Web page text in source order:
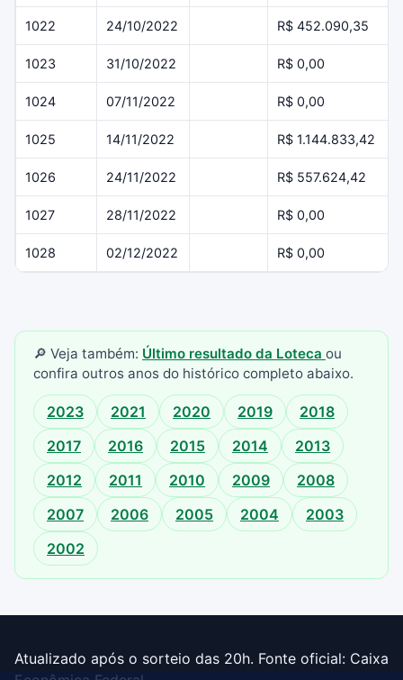
1022 24/10/2022 R$ 452.090,35
1023 31/10/2022 R$ 0,00
1024 07/11/2022 R$ 0,00
1025 14/11/2022 R$ 1.144.833,42
1026 24/11/2022 R$ 557.624,42
1027 28/11/2022 R$ 0,00
1028 02/12/2022 R$ 0,00
🔎 Veja também: Último resultado da Loteca ou
confira outros anos do histórico completo abaixo.
2023 2021 2020 2019
2018
2017
2016 2015 2014
2013
2012
2011 2010 2009
2008
2007
2006 2005 2004
2003
2002
Atualizado após o sorteio das 20h. Fonte oficial: Caixa